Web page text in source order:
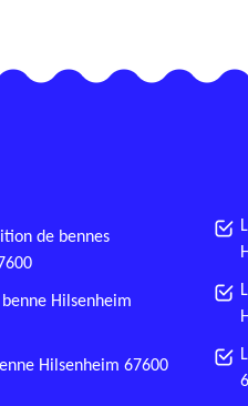
de bennes
Hilsenheim
Hilsenheim 67600